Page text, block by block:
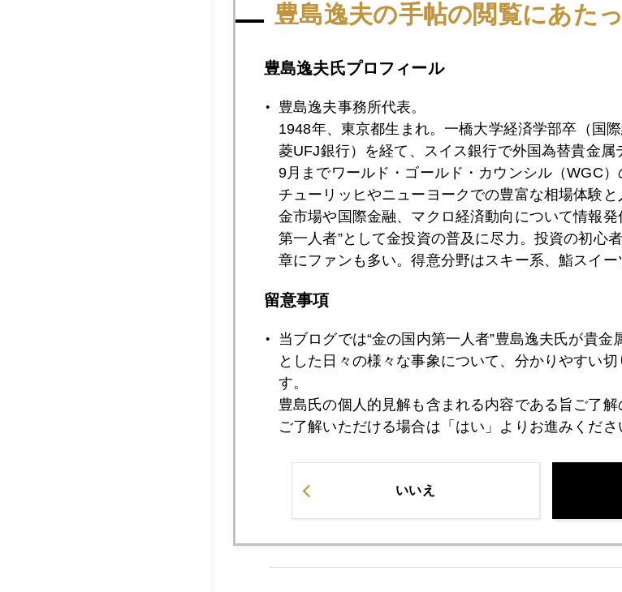
2018年10月31日 イエレン氏、２０２０年への警鐘
2018年10月30日 市場騒擾、スタグフレーションの影
2018年10月29日 今週の市場読む勘所
2018年10月26日 ＮＹ株は時間外でアマゾンショック
2018年10月24日
豊島逸夫の手帖の閲覧にあた
豊島逸夫氏プロフィール
豊島逸夫事務所代表。
1948年、東京都生まれ。一橋大学経済学部卒（国
菱UFJ銀行）を経て、スイス銀行で外国為替貴金
9月までワールド・ゴールド・カウンシル（WGC
チューリッヒやニューヨークでの豊富な相場体験
金市場や国際金融、マクロ経済動向について情報
第一人者”として金投資の普及に尽力。投資の初心
章にファンも多い。得意分野はスキー系、鮨スイー
留意事項
当ブログでは“金の国内第一人者”豊島逸夫氏が貴
とした日々の様々な事象について、分かりやすい
す。
豊島氏の個人的見解も含まれる内容である旨ご了解
ご了解いただける場合は「はい」よりお進みくださ
いいえ